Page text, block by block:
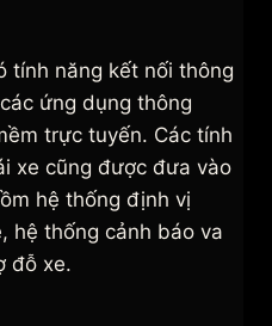
tính năng kết nối thông
ứng dụng thông
trực tuyến. Các tính
xe cũng được đưa vào
hệ thống định vị
hệ thống cảnh báo va
đỗ xe.